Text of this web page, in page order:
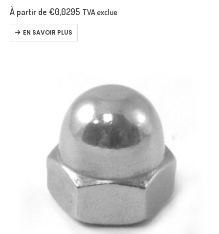
– Pas gros.
À partir de €0,0295 TVA exclue
EN SAVOIR PLUS